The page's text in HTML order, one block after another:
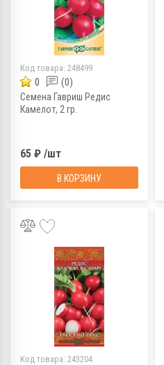
Код товара: 248499
0 (0)
Семена Гавриш Редис
Камелот, 2 гр.
65 ₽ /шт
В КОРЗИНУ
Код товара: 243204